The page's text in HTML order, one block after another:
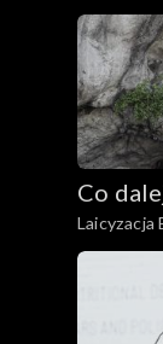
Co
Laicyzacja
powrotu?,